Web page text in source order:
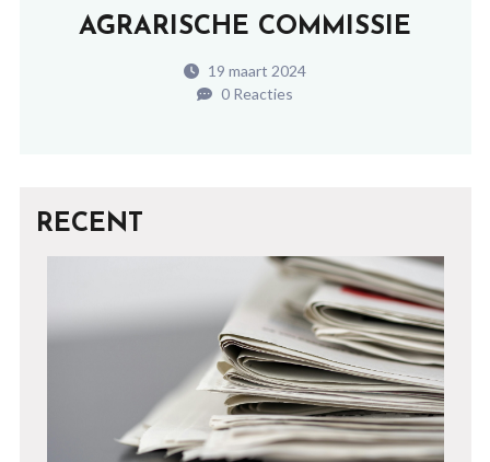
AGRARISCHE COMMISSIE
19 maart 2024
0 Reacties
RECENT